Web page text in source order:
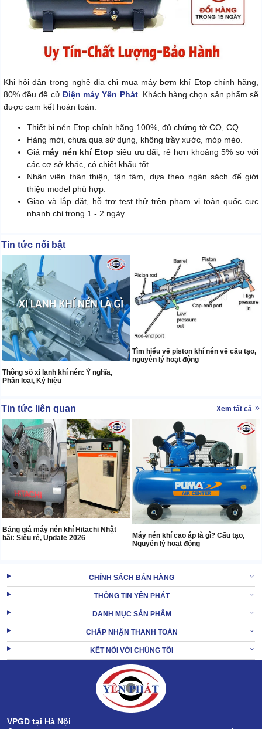
Khi hỏi dân trong nghề địa chỉ mua máy bơm khí Etop chính hãng,
80% đều đề cử Điện máy Yên Phát. Khách hàng chọn sản phẩm sẽ
được cam kết hoàn toàn:
Thiết bị nén Etop chính hãng 100%, đủ chứng tờ CO, CQ.
Hàng mới, chưa qua sử dụng, không trầy xước, móp méo.
Giá máy nén khí Etop siêu ưu đãi, rẻ hơn khoảng 5% so với
các cơ sở khác, có chiết khấu tốt.
Nhân viên thân thiện, tận tâm, dựa theo ngân sách để giới
thiệu model phù hợp.
Giao và lắp đặt, hỗ trợ test thử trên phạm vi toàn quốc cực
nhanh chỉ trong 1 - 2 ngày.
Tin tức nổi bật
Thông số xi lanh khí nén: Ý nghĩa,
Phân loại, Ký hiệu
Tìm hiểu về piston khí nén về cấu tạo,
nguyên lý hoạt động
Tin tức liên quan Xem tất cả
Bảng giá máy nén khí Hitachi Nhật
bãi: Siêu rẻ, Update 2026
Máy nén khí cao áp là gì? Cấu tạo,
Nguyên lý hoạt động
CHÍNH SÁCH BÁN HÀNG
THÔNG TIN YÊN PHÁT
DANH MỤC SẢN PHẨM
CHẤP NHẬN THANH TOÁN
KẾT NỐI VỚI CHÚNG TÔI
VPGD tại Hà Nội